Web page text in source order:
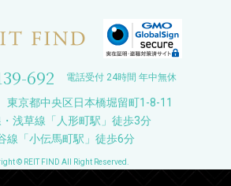
692 電話受付 24時間 年中無休
京都中央区日本橋堀留町1-8-11
・浅草線「人形町駅」徒歩3分
線「小伝馬町駅」徒歩6分
© REIT FIND All Right Reserved.